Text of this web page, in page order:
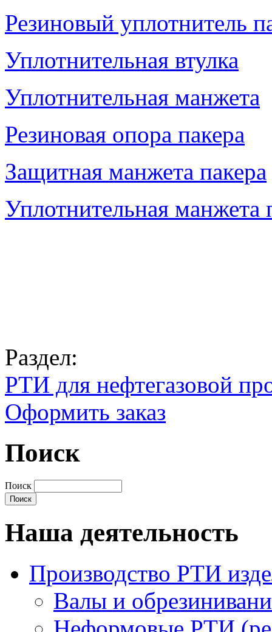
Резиновый уплотнитель
Уплотнительная втулка
Уплотнительная манжета
Резиновая опора пакера
Защитная манжета пакера
Уплотнительная манжета
Раздел:
РТИ для нефтегазовой
Оформить заказ
Поиск
Поиск
Наша деятельность
Производство РТИ
Валы и